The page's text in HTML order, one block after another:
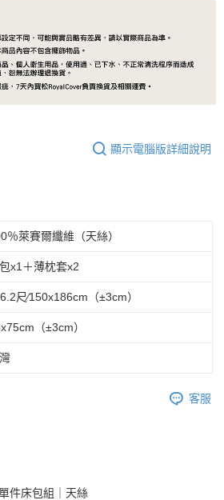
顯示電腦版詳細說明
％萊賽爾纖維（天絲）
x1＋薄枕套x2
尺∕150x186cm（±3cm）
（±3cm）
客服
件床包組｜天絲